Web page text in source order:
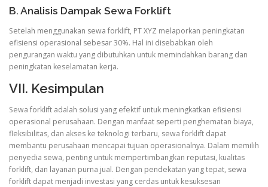
B. Analisis Dampak Sewa Forklift
Setelah menggunakan sewa forklift, PT XYZ melaporkan peningkatan
efisiensi operasional sebesar 30%. Hal ini disebabkan oleh
pengurangan waktu yang dibutuhkan untuk memindahkan barang dan
peningkatan keselamatan kerja.
VII. Kesimpulan
Sewa forklift adalah solusi yang efektif untuk meningkatkan efisiensi
operasional perusahaan. Dengan manfaat seperti penghematan biaya,
fleksibilitas, dan akses ke teknologi terbaru, sewa forklift dapat
membantu perusahaan mencapai tujuan operasionalnya. Dalam memilih
penyedia sewa, penting untuk mempertimbangkan reputasi, kualitas
forklift, dan layanan purna jual. Dengan pendekatan yang tepat, sewa
forklift dapat menjadi investasi yang cerdas untuk kesuksesan